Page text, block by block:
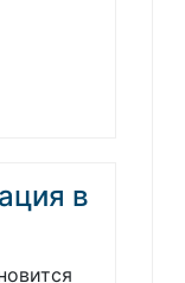
в